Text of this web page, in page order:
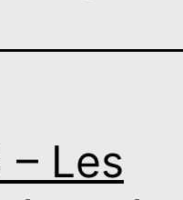
– Les